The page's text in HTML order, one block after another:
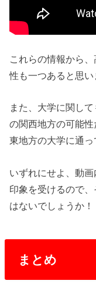
これらの情報から
性も一つあると思い
また、大学に関し
の関西地方の可能
東地方の大学に通っ
いずれにせよ、動
印象を受けるので
はないでしょうか！
まとめ